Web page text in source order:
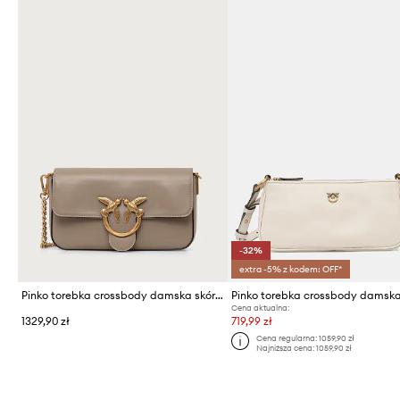
Pinko torebka crossbody damska skórzana
1329,90 zł
-32%
extra -5% z kodem: OFF*
Cena aktualna:
719,99 zł
Cena regularna: 1059,90 zł
Najniższa cena: 1059,90 zł